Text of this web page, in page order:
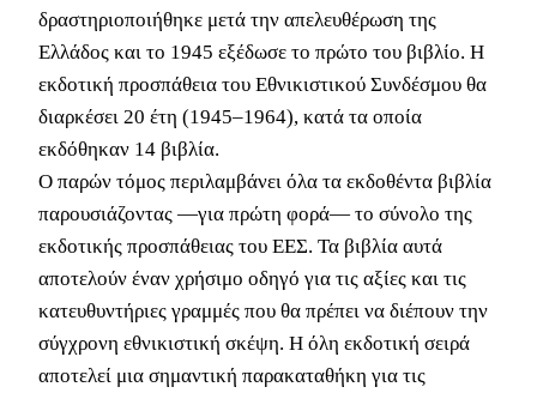
δραστηριοποιήθηκε μετά την απελευθέρωση της
Ελλάδος και το 1945 εξέδωσε το πρώτο του βιβλίο. Η
εκδοτική προσπάθεια του Εθνικιστικού Συνδέσμου θα
διαρκέσει 20 έτη (1945–1964), κατά τα οποία
εκδόθηκαν 14 βιβλία.
Ο παρών τόμος περιλαμβάνει όλα τα εκδοθέντα βιβλία
παρουσιάζοντας —για πρώτη φορά— το σύνολο της
εκδοτικής προσπάθειας του ΕΕΣ. Τα βιβλία αυτά
αποτελούν έναν χρήσιμο οδηγό για τις αξίες και τις
κατευθυντήριες γραμμές που θα πρέπει να διέπουν την
σύγχρονη εθνικιστική σκέψη. Η όλη εκδοτική σειρά
αποτελεί μια σημαντική παρακαταθήκη για τις